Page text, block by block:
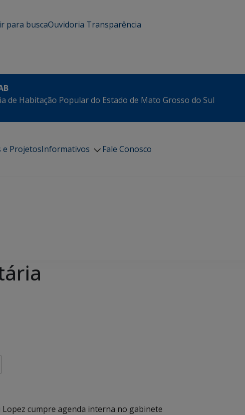
ir para buscaOuvidoria Transparência
de Habitação Popular do Estado de Mato Grosso do Sul
e ProjetosInformativos
Fale Conosco
cumpre agenda interna no gabinete